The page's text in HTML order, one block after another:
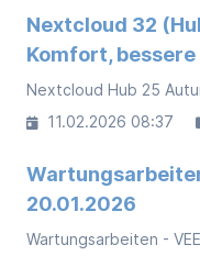
Nextcloud 32
Komfort,
11.02.2026 08:37
20.01.2026
Wartungsarbeiten -